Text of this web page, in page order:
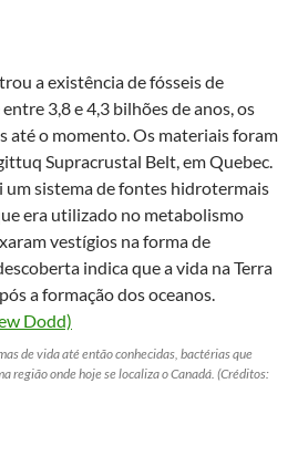
a existência de fósseis de
3,8 e 4,3 bilhões de anos, os
até o momento. Os materiais foram
Supracrustal Belt, em Quebec.
um sistema de fontes hidrotermais
era utilizado no metabolismo
vestígios na forma de
indica que a vida na Terra
a formação dos oceanos.
de vida até então conhecidas, bactérias que
região onde hoje se localiza o Canadá. (Créditos: